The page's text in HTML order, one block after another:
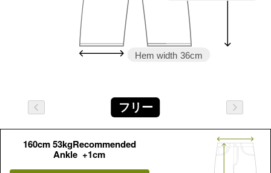
Hem width 36cm
フリー
160cm 53kgRecommended
Ankle +1cm